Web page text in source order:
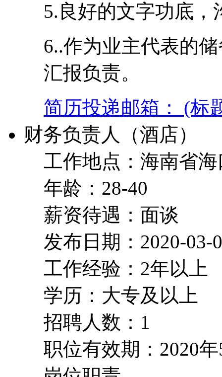
5.良好的文字功底
6..作为业主代表的
汇报负责。
简历投递邮箱： (标
财务负责人（酒店）
工作地点：海南省
年龄：28-40
薪资待遇：面谈
发布日期：2020-03-
工作经验：2年以上
学历：大专及以上
招聘人数：1
职位有效期：2020